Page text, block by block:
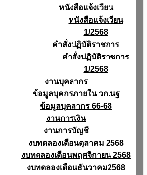
หนังสือแจ้งเวียน
หนังสือเเจ้งเวียน
1/2568
คำสั่งปฏิบัติราชการ
คำสั่งปฏิบัติราชการ
1/2568
งานบุคลากร
ข้อมูลบุคกรภายใน วก.นฐ
ข้อมูลบุคลากร 66-68
งานการเงิน
งานการบัญชี
งบทดลองเดือนตุลาคม 2568
งบทดลองเดือนพฤศจิกายน 2568
งบทดลองเดือนธันวาคม2568